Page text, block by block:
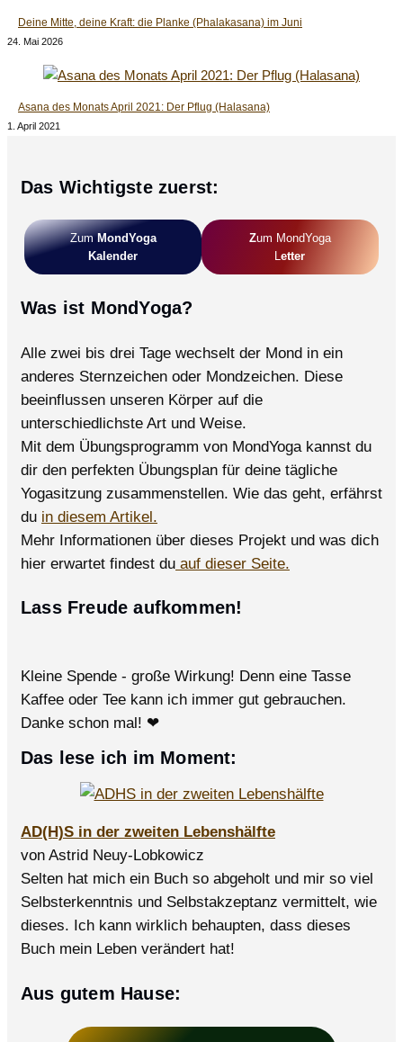
Deine Mitte, deine Kraft: die Planke (Phalakasana) im Juni
24. Mai 2026
Asana des Monats April 2021: Der Pflug (Halasana)
1. April 2021
Das Wichtigste zuerst:
Zum MondYoga
Kalender
ZUm MondYoga
LEtter
Was ist MondYoga?
Alle zwei bis drei Tage wechselt der Mond in ein
anderes Sternzeichen oder Mondzeichen. Diese
beeinflussen unseren Körper auf die
unterschiedlichste Art und Weise.
Mit dem Übungsprogramm von MondYoga kannst du
dir den perfekten Übungsplan für deine tägliche
Yogasitzung zusammenstellen. Wie das geht, erfährst
du in diesem Artikel.
Mehr Informationen über dieses Projekt und was dich
hier erwartet findest du auf dieser Seite.
Lass Freude aufkommen!
Kleine Spende - große Wirkung! Denn eine Tasse
Kaffee oder Tee kann ich immer gut gebrauchen.
Danke schon mal! ❤
Das lese ich im Moment:
AD(H)S in der zweiten Lebenshälfte
von Astrid Neuy-Lobkowicz
Selten hat mich ein Buch so abgeholt und mir so viel
Selbsterkenntnis und Selbstakzeptanz vermittelt, wie
dieses. Ich kann wirklich behaupten, dass dieses
Buch mein Leben verändert hat!
Aus gutem Hause: